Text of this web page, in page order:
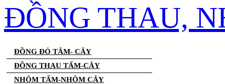
ĐỒNG THAU,
ĐỒNG ĐỎ TÂM- CÂY
ĐỒNG THAU TẤM-CÂY
NHÔM TẤM-NHÔM CÂY